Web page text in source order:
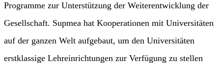
Programme zur Unterstützung der Weiterentwicklung der
Gesellschaft. Supmea hat Kooperationen mit Universitäten
auf der ganzen Welt aufgebaut, um den Universitäten
erstklassige Lehreinrichtungen zur Verfügung zu stellen